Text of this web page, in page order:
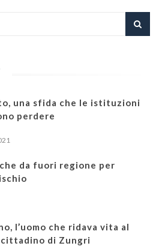
una sfida che le istituzioni
perdere
da fuori regione per
l’uomo che ridava vita al
cittadino di Zungri